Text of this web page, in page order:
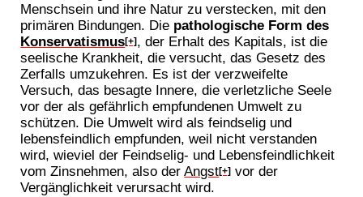
Menschsein und ihre Natur zu verstecken, mit den
primären Bindungen. Die pathologische Form des
Konservatismus[+] , der Erhalt des Kapitals, ist die
seelische Krankheit, die versucht, das Gesetz des
Zerfalls umzukehren. Es ist der verzweifelte
Versuch, das besagte Innere, die verletzliche Seele
vor der als gefährlich empfundenen Umwelt zu
schützen. Die Umwelt wird als feindselig und
lebensfeindlich empfunden, weil nicht verstanden
wird, wieviel der Feindselig- und Lebensfeindlichkeit
vom Zinsnehmen, also derAngst[+] vor der
Vergänglichkeit verursacht wird.